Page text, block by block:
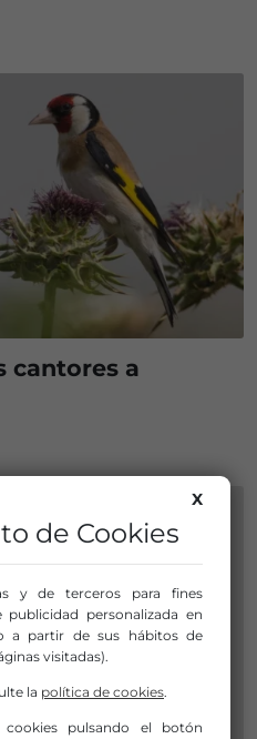
cantores a
X
de Cookies
y de terceros para fines
personalizada en
a partir de sus hábitos de
visitadas).
la política de cookies.
pulsando el botón